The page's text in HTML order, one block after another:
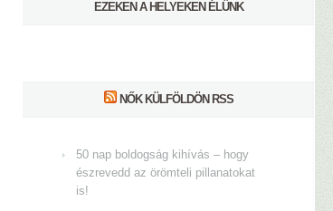
EZEKEN A HELYEKEN ÉLÜNK
NŐK KÜLFÖLDÖN RSS
50 nap boldogság kihívás – hogy
észrevedd az örömteli pillanatokat
is!